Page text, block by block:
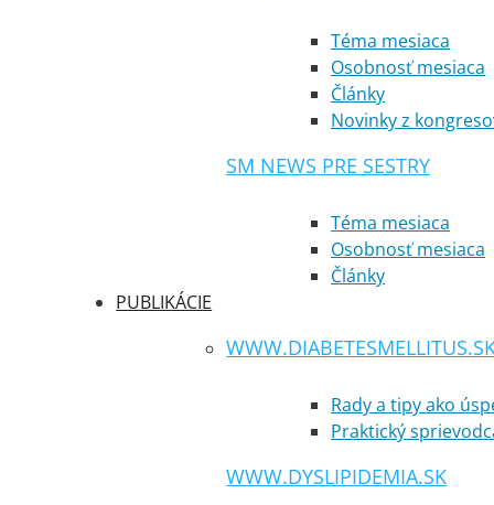
Téma mesiaca
Osobnosť mesiaca
Články
Novinky z
SM NEWS PRE SESTRY
Téma mesiaca
Osobnosť mesiaca
Články
PUBLIKÁCIE
Rady a tipy ako
Praktický
WWW.DYSLIPIDEMIA.SK